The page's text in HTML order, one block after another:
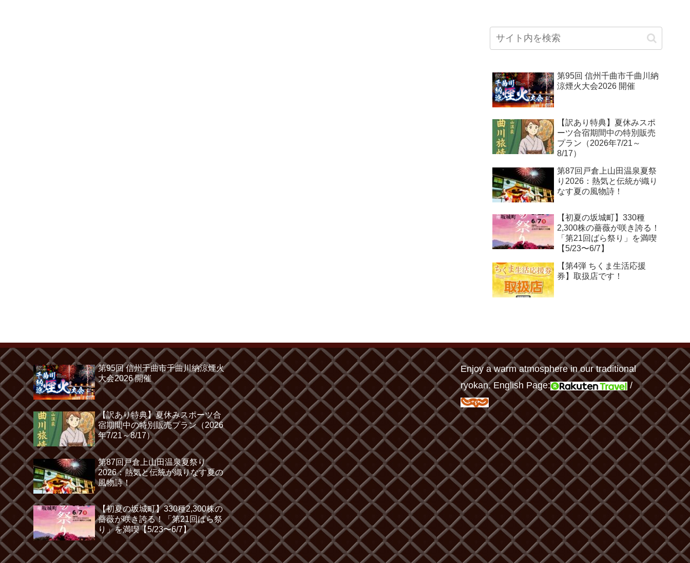
第95回 信州千曲市千曲川納
涼煙火大会2026 開催
【訳あり特典】夏休みスポ
ーツ合宿期間中の特別販売
プラン（2026年7/21～
8/17）
第87回戸倉上山田温泉夏祭
り2026：熱気と伝統が織り
なす夏の風物詩！
【初夏の坂城町】330種
2,300株の薔薇が咲き誇る！
「第21回ばら祭り」を満喫
【5/23〜6/7】
【第4弾 ちくま生活応援
券】取扱店です！
第95回 信州千曲市千曲川納涼煙火
大会2026 開催
【訳あり特典】夏休みスポーツ合
宿期間中の特別販売プラン（2026
年7/21～8/17）
第87回戸倉上山田温泉夏祭り
2026：熱気と伝統が織りなす夏の
風物詩！
【初夏の坂城町】330種2,300株の
薔薇が咲き誇る！「第21回ばら祭
り」を満喫【5/23〜6/7】
Enjoy a warm atmosphere in our traditional
ryokan. English Page:
/